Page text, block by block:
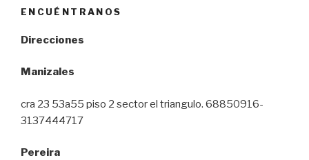
ENCUÉNTRANOS
Direcciones
Manizales
cra 23 53a55 piso 2 sector el triangulo. 68850916-
3137444717
Pereira